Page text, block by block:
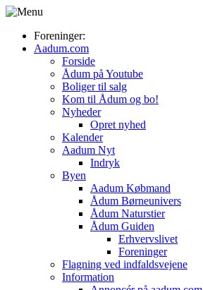
Foreninger:
Aadum.com
Forside
Ådum på Youtube
Boliger til salg
Kom til Ådum og bo!
Nyheder
Opret nyhed
Kalender
Aadum Nyt
Indryk
Byen
Aadum Købmand
Ådum Børneunivers
Ådum Naturstier
Ådum Guiden
Erhvervslivet
Foreninger
Flagning ved indfaldsvejene
Information